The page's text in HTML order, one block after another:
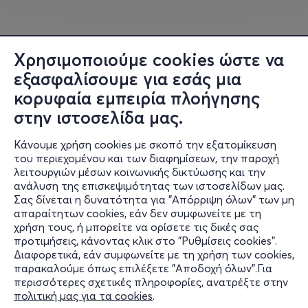
Χρησιμοποιούμε cookies ώστε να
εξασφαλίσουμε για εσάς μια
κορυφαία εμπειρία πλοήγησης
στην ιστοσελίδα μας.
Κάνουμε χρήση cookies με σκοπό την εξατομίκευση
του περιεχομένου και των διαφημίσεων, την παροχή
λειτουργιών μέσων κοινωνικής δικτύωσης και την
ανάλυση της επισκεψιμότητας των ιστοσελίδων μας.
Σας δίνεται η δυνατότητα για "Απόρριψη όλων" των μη
απαραίτητων cookies, εάν δεν συμφωνείτε με τη
χρήση τους, ή μπορείτε να ορίσετε τις δικές σας
προτιμήσεις, κάνοντας κλικ στο "Ρυθμίσεις cookies".
Διαφορετικά, εάν συμφωνείτε με τη χρήση των cookies,
παρακαλούμε όπως επιλέξετε "Αποδοχή όλων".Για
περισσότερες σχετικές πληροφορίες, ανατρέξτε στην
πολιτική μας για τα cookies.
μέσα σε λίγες μέρες, πανηγύρια, εκδρομές σε παραλίες
και μονοπάτια, stand up, εκπλήξεις, yoga sessions,
δραστηριότητες και όλα όσα χρειάζονται για να
γραφτούν νέες ιστορίες.
Με το πιο δυνατό line up και την υπόσχεση για
και για όσα έρθουν για πρώτη φορά.
Από beach parties στη Νικουριά και live στα Κατάπολα,
μέχρι afters στα σοκάκια της Λαγκάδας, πανηγύρια
στην πλατεία της Χώρας και νύχτες στην Αιγιάλη, το
RUDU FEST δεν είναι απλώς ένα μουσικό φεστιβάλ.
Αν το χάσεις, θα το σκέφτεσαι όλον τον Χειμώνα.
Αν είσαι εκεί θα υποσχεθείς “του χρόνου θα ξανάρθω”.
Πληροφορίες
Υποστήριξη
Stay Connected